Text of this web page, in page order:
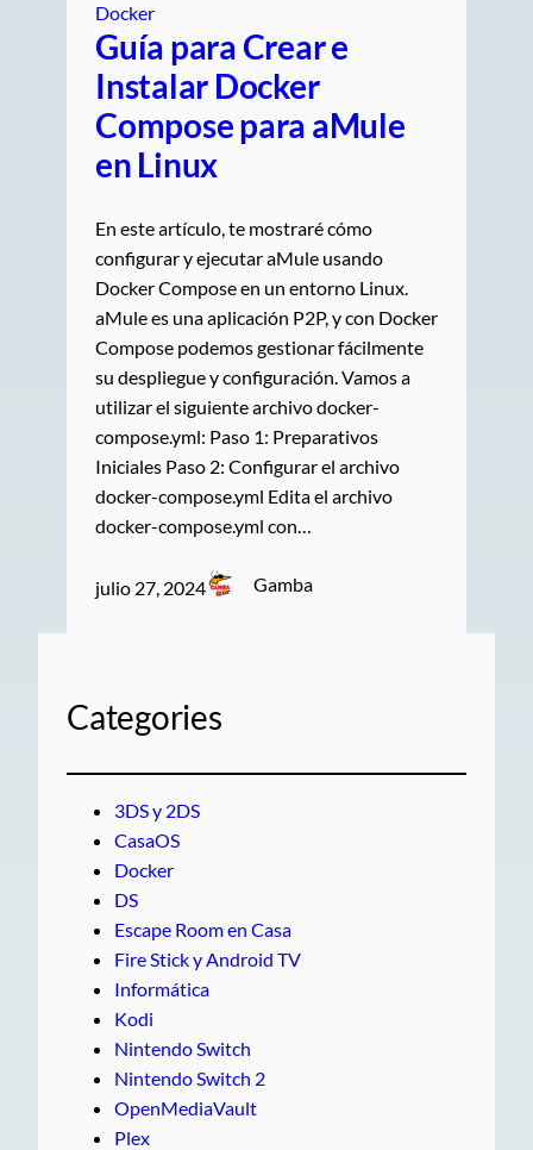
Docker
Guía para Crear e
Instalar Docker
Compose para aMule
en Linux
En este artículo, te mostraré cómo
configurar y ejecutar aMule usando
Docker Compose en un entorno Linux.
aMule es una aplicación P2P, y con Docker
Compose podemos gestionar fácilmente
su despliegue y configuración. Vamos a
utilizar el siguiente archivo docker-
compose.yml: Paso 1: Preparativos
Iniciales Paso 2: Configurar el archivo
docker-compose.yml Edita el archivo
docker-compose.yml con…
julio 27, 2024 Gamba
Categories
3DS y 2DS
CasaOS
Docker
DS
Escape Room en Casa
Fire Stick y Android TV
Informática
Kodi
Nintendo Switch
Nintendo Switch 2
OpenMediaVault
Plex